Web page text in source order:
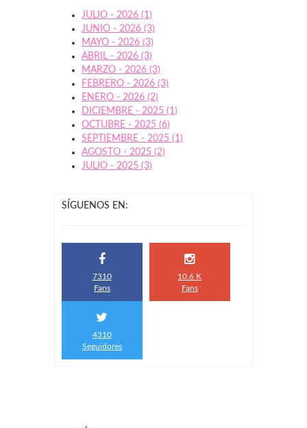
JULIO - 2026 (1)
JUNIO - 2026 (3)
MAYO - 2026 (3)
ABRIL - 2026 (3)
MARZO - 2026 (3)
FEBRERO - 2026 (3)
ENERO - 2026 (2)
DICIEMBRE - 2025 (1)
OCTUBRE - 2025 (6)
SEPTIEMBRE - 2025 (1)
AGOSTO - 2025 (2)
JULIO - 2025 (3)
SÍGUENOS EN:
7310
Fans
10.6 K
Fans
4310
Seguidores